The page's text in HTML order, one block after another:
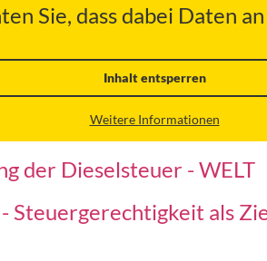
Sie, dass dabei Daten
Inhalt entsperren
Weitere Informationen
der Dieselsteuer - WELT
Steuergerechtigkeit als